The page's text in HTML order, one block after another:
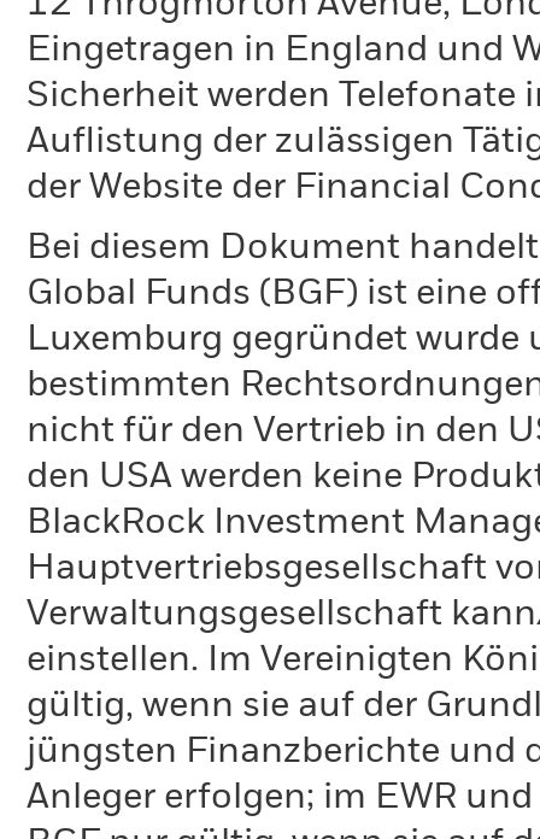
Eingetragen in England und
Sicherheit werden Telefonate
Auflistung der zulässigen
der Website der Financial
Bei diesem Dokument
Global Funds (BGF) ist eine
Luxemburg gegründet
bestimmten
nicht für den Vertrieb in den
den USA werden keine
BlackRock Investment
Hauptvertriebsgesellschaft
Verwaltungsgesellschaft
einstellen. Im Vereinigten
gültig, wenn sie auf der
jüngsten Finanzberichte und
Anleger erfolgen; im EWR